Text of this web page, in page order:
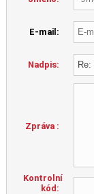
E-mail:
Nadpis:
Zpráva :
Kontrolní
kód: